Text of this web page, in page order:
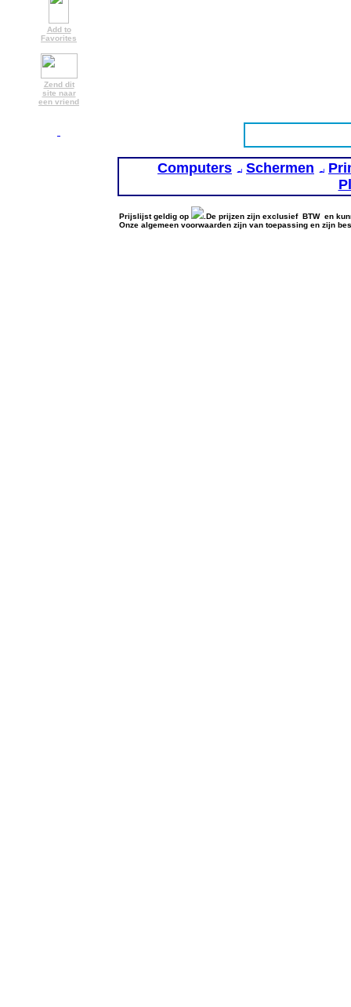
Add to
Favorites
Zend dit
site naar
een vriend
Computers Schermen
Prijslijst geldig op
.De prijzen zijn exclusief BTW en
Onze algemeen voorwaarden zijn van toepassing en zijn